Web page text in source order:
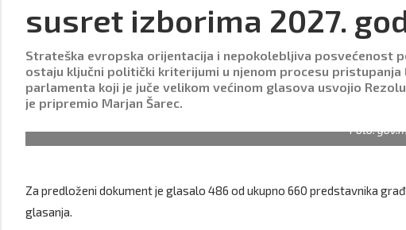
susret izborima 2027.
Strateška evropska orijentacija i nepokolebljiva posvećenost
ostaju ključni politički kriterijumi u njenom procesu
parlamenta koji je juče velikom većinom glasova usvojio
je pripremio Marjan Šarec.
Foto:
Za predloženi dokument je glasalo 486 od ukupno 660 predstavnika
glasanja.